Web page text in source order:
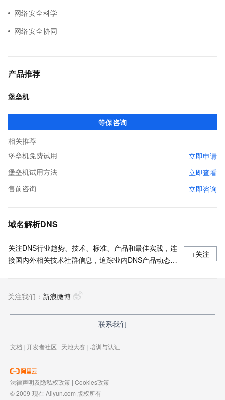
网络安全科学
网络安全协同
产品推荐
堡垒机
等保咨询
相关推荐
堡垒机免费试用
立即申请
堡垒机试用方法
立即查看
售前咨询
立即咨询
域名解析DNS
关注DNS行业趋势、技术、标准、产品和最佳实践，连
接国内外相关技术社群信息，追踪业内DNS产品动态，
+关注
关注我们： 新浪微博
联系我们
文档 | 开发者社区 | 天池大赛 | 培训与认证
法律声明及隐私权政策 | Cookies政策
© 2009-现在 Aliyun.com 版权所有